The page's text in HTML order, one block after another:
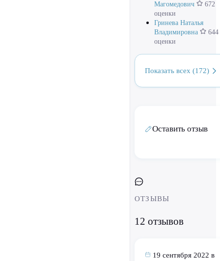
Магомедович
672
оценки
Гринева Наталья
Владимировна
644
оценки
Показать всех (172)
Оставить отзыв
ОТЗЫВЫ
12 отзывов
19 сентября 2022 в